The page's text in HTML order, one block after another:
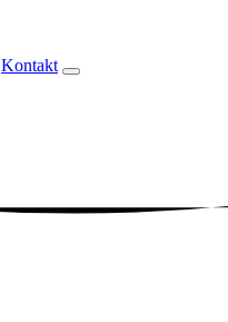
Kontakt